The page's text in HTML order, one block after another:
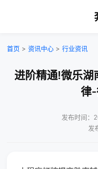
首页 > 资讯中心 > 行业资讯
进阶精通!微乐湖
律-
发布时间：
发